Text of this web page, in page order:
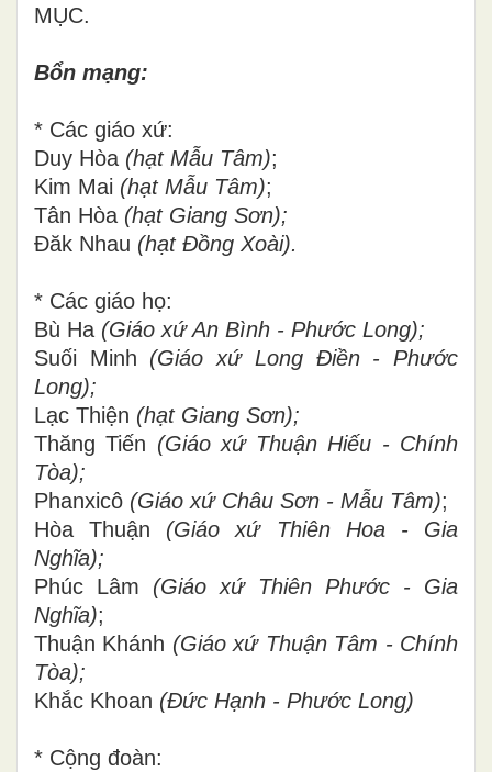
MỤC.
Bổn mạng:
* Các giáo xứ:
Duy Hòa (hạt Mẫu Tâm);
Kim Mai (hạt Mẫu Tâm);
Tân Hòa (hạt Giang Sơn);
Đăk Nhau (hạt Đồng Xoài).
* Các giáo họ:
Bù Ha (Giáo xứ An Bình - Phước Long);
Suối Minh (Giáo xứ Long Điền - Phước
Long);
Lạc Thiện (hạt Giang Sơn);
Thăng Tiến (Giáo xứ Thuận Hiếu - Chính
Tòa);
Phanxicô (Giáo xứ Châu Sơn - Mẫu Tâm);
Hòa Thuận (Giáo xứ Thiên Hoa - Gia
Nghĩa);
Phúc Lâm (Giáo xứ Thiên Phước - Gia
Nghĩa);
Thuận Khánh (Giáo xứ Thuận Tâm - Chính
Tòa);
Khắc Khoan (Đức Hạnh - Phước Long)
* Cộng đoàn: